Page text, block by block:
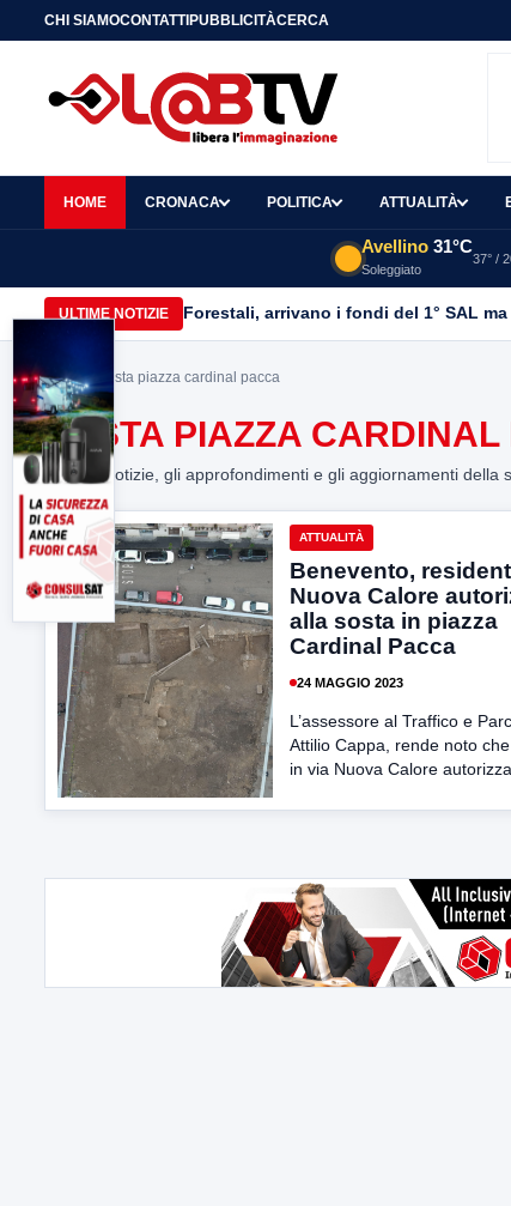
CHI SIAMOCONTATTIPUBBLICITÀCERCA
HOME CRONACA POLITICA ATTUALITÀ
Avellino 31°C
Soleggiato
37° /
ULTIME NOTIZIE Forestali, arrivano i fondi del 1° SAL
Home> sosta piazza cardinal pacca
SOSTA PIAZZA CARDINAL
Tutte le notizie, gli approfondimenti e gli aggiornamenti della
ATTUALITÀ
Benevento,
Nuova Calore
alla sosta in piazza
Cardinal Pacca
24 MAGGIO 2023
L’assessore al Traffico e
Attilio Cappa, rende noto
in via Nuova Calore